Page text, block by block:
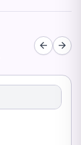
arrow_back arrow_forward